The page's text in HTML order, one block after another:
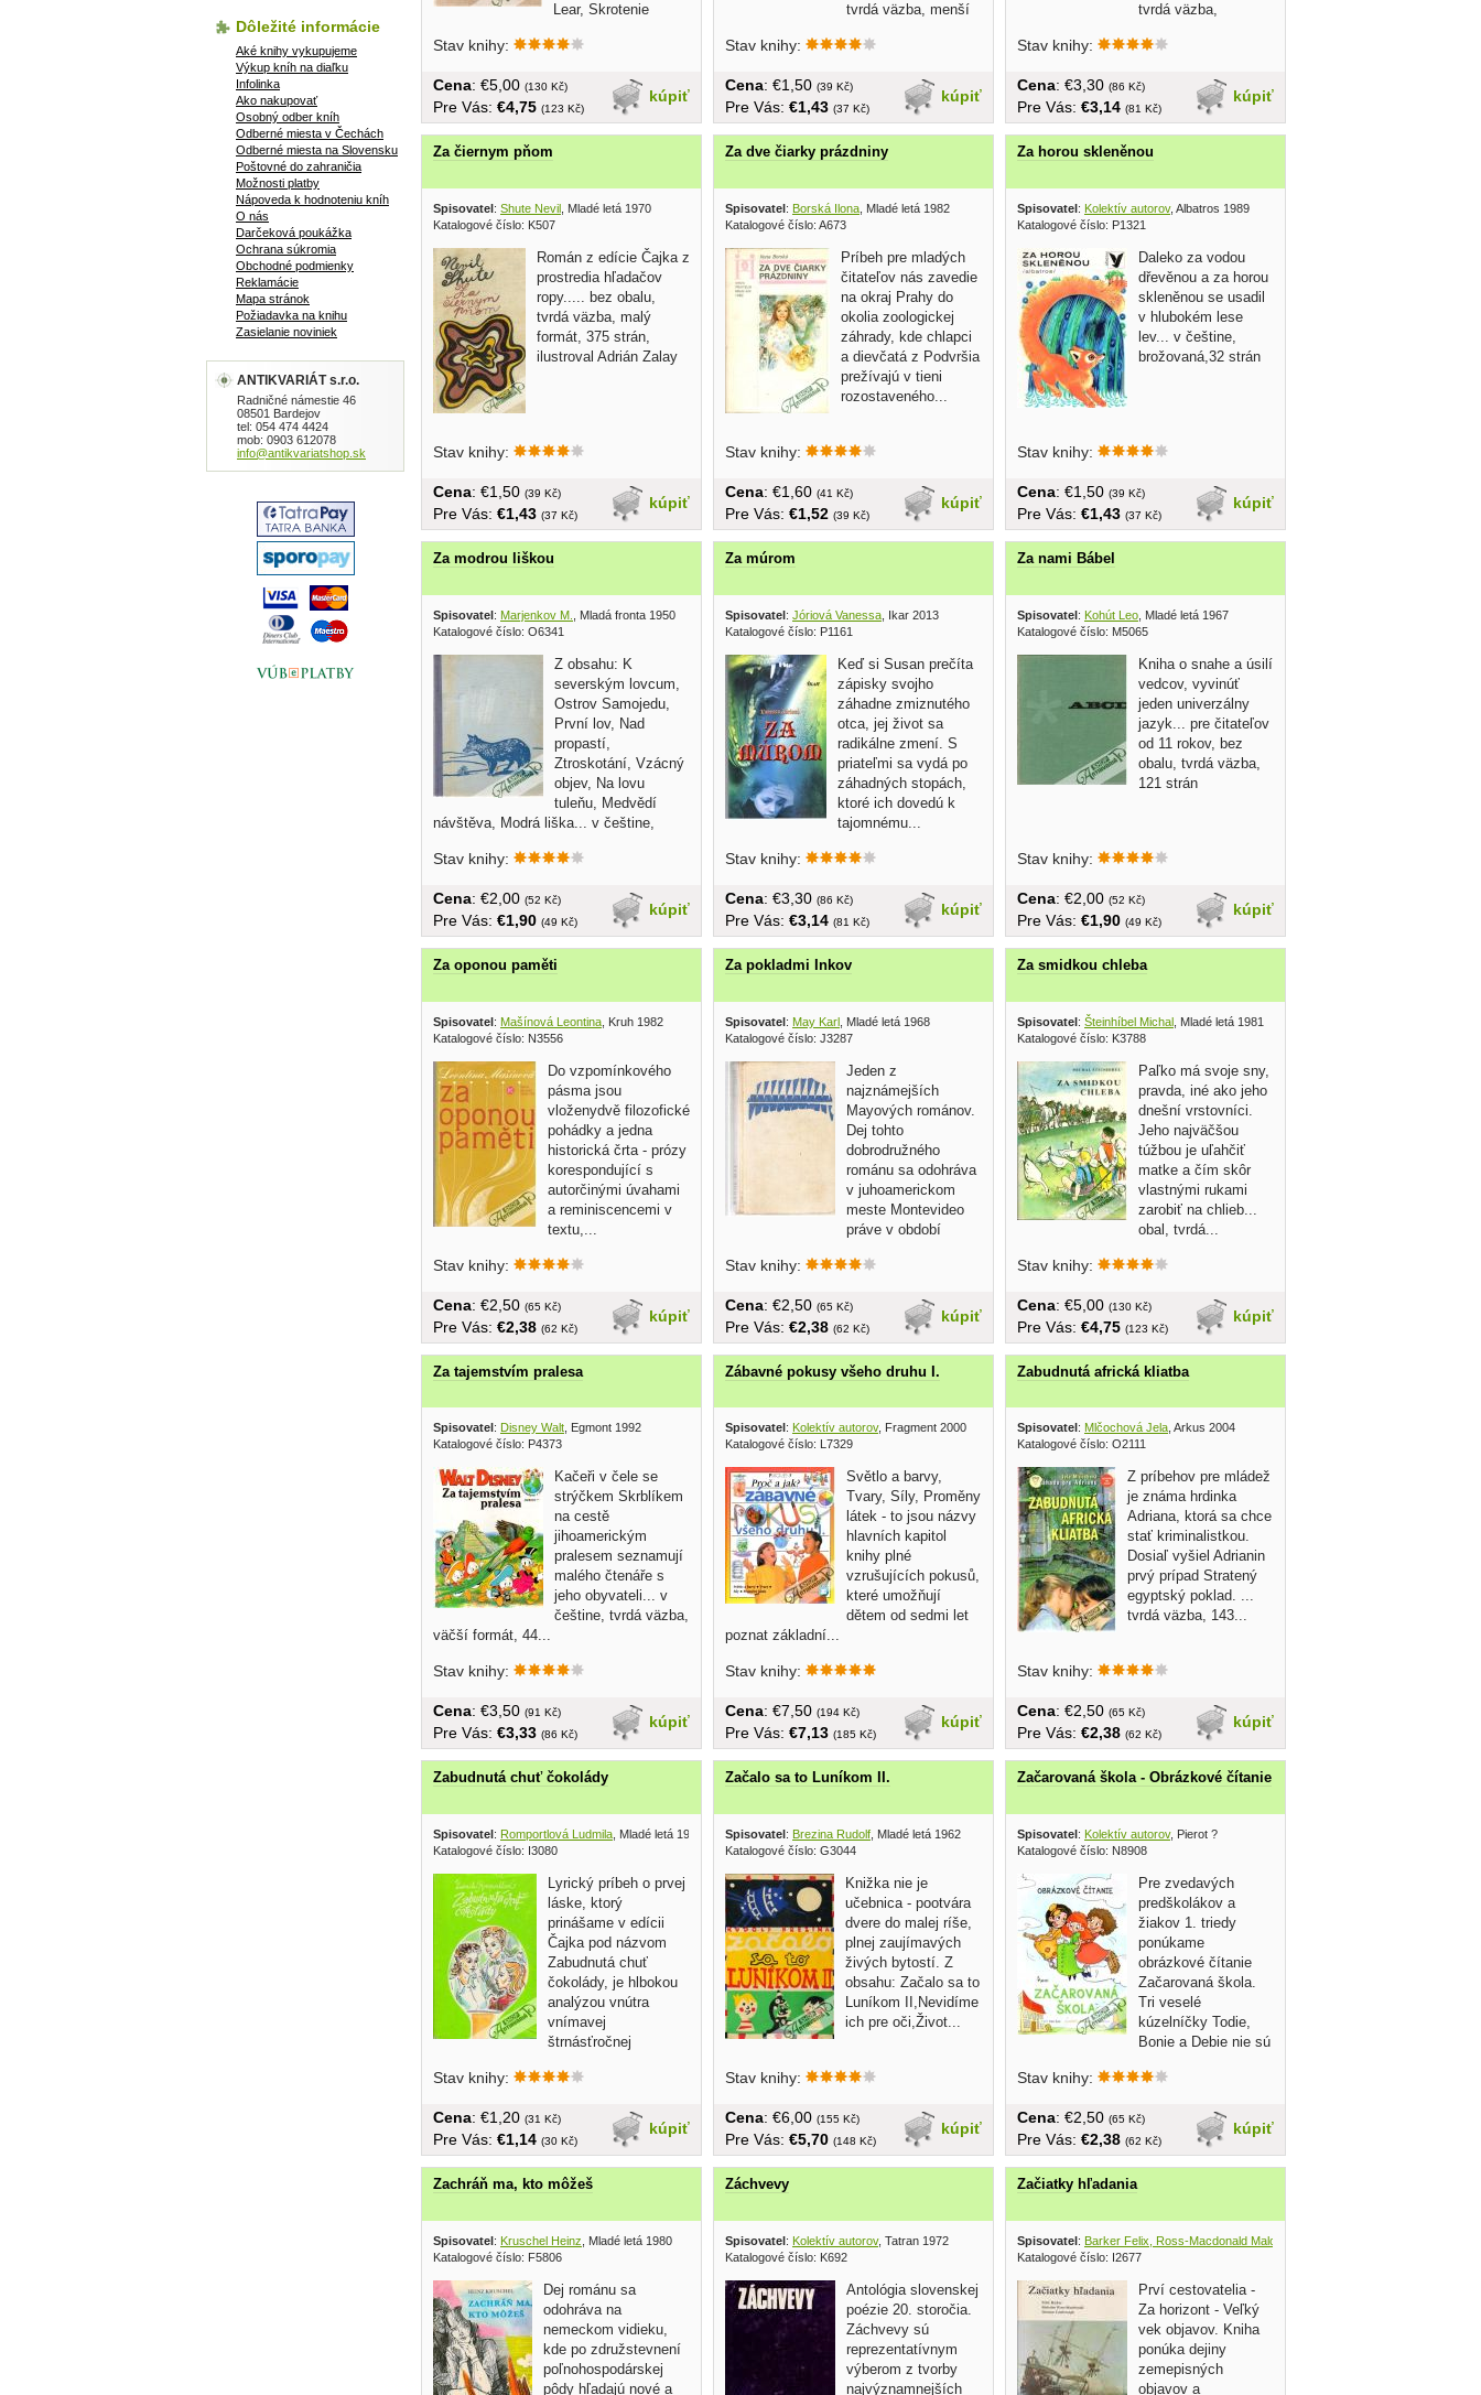
Lear, Skrotenie
Stav knihy:
kúpiť
Cena: €5,00 (130 Kč)
Pre Vás: €4,75 (123 Kč)
tvrdá väzba, menší
Stav knihy:
kúpiť
Cena: €1,50 (39 Kč)
Pre Vás: €1,43 (37 Kč)
tvrdá väzba,
Stav knihy:
kúpiť
Cena: €3,30 (86 Kč)
Pre Vás: €3,14 (81 Kč)
Za čiernym pňom
Spisovatel: Shute Nevil , Mladé letá 1970
Katalogové číslo: K507
Román z edície Čajka z
prostredia hľadačov
ropy..... bez obalu,
tvrdá väzba, malý
formát, 375 strán,
ilustroval Adrián Zalay
Stav knihy:
kúpiť
Cena: €1,50 (39 Kč)
Pre Vás: €1,43 (37 Kč)
Za dve čiarky prázdniny
Spisovatel: Borská Ilona , Mladé letá 1982
Katalogové číslo: A673
Príbeh pre mladých
čitateľov nás zavedie
na okraj Prahy do
okolia zoologickej
záhrady, kde chlapci
a dievčatá z Podvršia
prežívajú v tieni
rozostaveného...
Stav knihy:
kúpiť
Cena: €1,60 (41 Kč)
Pre Vás: €1,52 (39 Kč)
Za horou skleněnou
Spisovatel: Kolektív autorov, Albatros 1989
Katalogové číslo: P1321
Daleko za vodou
dřevěnou a za horou
skleněnou se usadil
v hlubokém lese
lev... v češtine,
brožovaná,32 strán
Stav knihy:
kúpiť
Cena: €1,50 (39 Kč)
Pre Vás: €1,43 (37 Kč)
Za modrou liškou
Spisovatel: Marjenkov M.
, Mladá fronta 1950
Katalogové číslo: O6341
Z obsahu: K
severským lovcum,
Ostrov Samojedu,
První lov, Nad
propastí,
Ztroskotání, Vzácný
objev, Na lovu
tuleňu, Medvědí
návštěva, Modrá liška... v češtine,
Stav knihy:
kúpiť
Cena: €2,00 (52 Kč)
Pre Vás: €1,90 (49 Kč)
Za múrom
Spisovatel: Jóriová Vanessa , Ikar 2013
Katalogové číslo: P1161
Keď si Susan prečíta
zápisky svojho
záhadne zmiznutého
otca, jej život sa
radikálne zmení. S
priateľmi sa vydá po
záhadných stopách,
ktoré ich dovedú k
tajomnému...
Stav knihy:
kúpiť
Cena: €3,30 (86 Kč)
Pre Vás: €3,14 (81 Kč)
Za nami Bábel
Spisovatel: Kohút Leo , Mladé letá 1967
Katalogové číslo: M5065
Kniha o snahe a úsilí
vedcov, vyvinúť
jeden univerzálny
jazyk... pre čitateľov
od 11 rokov, bez
obalu, tvrdá väzba,
121 strán
Stav knihy:
kúpiť
Cena: €2,00 (52 Kč)
Pre Vás: €1,90 (49 Kč)
Za oponou paměti
Spisovatel: Mašínová Leontina , Kruh 1982
Katalogové číslo: N3556
Do vzpomínkového
pásma jsou
vloženydvě filozofické
pohádky a jedna
historická črta - prózy
korespondující s
autorčinými úvahami
a reminiscencemi v
textu,...
Stav knihy:
kúpiť
Cena: €2,50 (65 Kč)
Pre Vás: €2,38 (62 Kč)
Za pokladmi Inkov
Spisovatel: May Karl , Mladé letá 1968
Katalogové číslo: J3287
Jeden z
najznámejších
Mayových románov.
Dej tohto
dobrodružného
románu sa odohráva
v juhoamerickom
meste Montevideo
práve v období
Stav knihy:
kúpiť
Cena: €2,50 (65 Kč)
Pre Vás: €2,38 (62 Kč)
Za smidkou chleba
Spisovatel: Šteinhíbel Michal , Mladé letá 1981
Katalogové číslo: K3788
Paľko má svoje sny,
pravda, iné ako jeho
dnešní vrstovníci.
Jeho najväčšou
túžbou je uľahčiť
matke a čím skôr
vlastnými rukami
zarobiť na chlieb...
obal, tvrdá...
Stav knihy:
kúpiť
Cena: €5,00 (130 Kč)
Pre Vás: €4,75 (123 Kč)
Za tajemstvím pralesa
Spisovatel : Disney Walt , Egmont 1992
Katalogové číslo: P4373
Kačeři v čele se
strýčkem Skrblíkem
na cestě
jihoamerickým
pralesem seznamují
malého čtenáře s
jeho obyvateli... v
češtine, tvrdá väzba,
väčší formát, 44...
Stav knihy:
kúpiť
Cena: €3,50 (91 Kč)
Pre Vás: €3,33 (86 Kč)
Zábavné pokusy všeho druhu I.
Spisovatel : Kolektív autorov, Fragment 2000
Katalogové číslo: L7329
Světlo a barvy,
Tvary, Síly, Proměny
látek - to jsou názvy
hlavních kapitol
knihy plné
vzrušujících pokusů,
které umožňují
dětem od sedmi let
poznat základní...
Stav knihy:
kúpiť
Cena: €7,50 (194 Kč)
Pre Vás: €7,13 (185 Kč)
Zabudnutá africká kliatba
Spisovatel : Mlčochová Jela , Arkus 2004
Katalogové číslo: O2111
Z príbehov pre mládež
je známa hrdinka
Adriana, ktorá sa chce
stať kriminalistkou.
Dosiaľ vyšiel Adrianin
prvý prípad Stratený
egyptský poklad. ...
tvrdá väzba, 143...
Stav knihy:
kúpiť
Cena: €2,50 (65 Kč)
Pre Vás: €2,38 (62 Kč)
Zabudnutá chuť čokolády
Spisovatel: Romportlová Ludmila , Mladé letá 1986
Katalogové číslo: I3080
Lyrický príbeh o prvej
láske, ktorý
prinášame v edícii
Čajka pod názvom
Zabudnutá chuť
čokolády, je hlbokou
analýzou vnútra
vnímavej
štrnásťročnej
Stav knihy:
kúpiť
Cena: €1,20 (31 Kč)
Pre Vás: €1,14 (30 Kč)
Začalo sa to Luníkom II.
Spisovatel: Brezina Rudolf , Mladé letá 1962
Katalogové číslo: G3044
Knižka nie je
učebnica - pootvára
dvere do malej ríše,
plnej zaujímavých
živých bytostí. Z
obsahu: Začalo sa to
Luníkom II,Nevidíme
ich pre oči,Život...
Stav knihy:
kúpiť
Cena: €6,00 (155 Kč)
Pre Vás: €5,70 (148 Kč)
Začarovaná škola - Obrázkové čítanie
Spisovatel: Kolektív autorov, Pierot ?
Katalogové číslo: N8908
Pre zvedavých
predškolákov a
žiakov 1. triedy
ponúkame
obrázkové čítanie
Začarovaná škola.
Tri veselé
kúzelníčky Todie,
Bonie a Debie nie sú
Stav knihy:
kúpiť
Cena: €2,50 (65 Kč)
Pre Vás: €2,38 (62 Kč)
Zachráň ma, kto môžeš
Spisovatel: Kruschel Heinz , Mladé letá 1980
Katalogové číslo: F5806
Dej románu sa
odohráva na
nemeckom vidieku,
kde po združstevnení
poľnohospodárskej
pôdy hľadajú nové a
Záchvevy
Spisovatel: Kolektív autorov, Tatran 1972
Katalogové číslo: K692
Antológia slovenskej
poézie 20. storočia.
Záchvevy sú
reprezentatívnym
výberom z tvorby
najvýznamnejších
Začiatky hľadania
Spisovatel: Barker Felix, Ross-Macdonald Malcolm, Castlereagh Duncan
Katalogové číslo: I2677
Prví cestovatelia -
Za horizont - Veľký
vek objavov. Kniha
ponúka dejiny
zemepisných
objavov a
Dôležité informácie
Aké knihy vykupujeme
Výkup kníh na diaľku
Infolinka
Ako nakupovať
Osobný odber kníh
Odberné miesta v Čechách
Odberné miesta na Slovensku
Poštovné do zahraničia
Možnosti platby
Nápoveda k hodnoteniu kníh
O nás
Darčeková poukážka
Ochrana súkromia
Obchodné podmienky
Reklamácie
Mapa stránok
Požiadavka na knihu
Zasielanie noviniek
ANTIKVARIÁT s.r.o.
Radničné námestie 46
08501 Bardejov
tel: 054 474 4424
mob: 0903 612078
info@antikvariatshop.sk